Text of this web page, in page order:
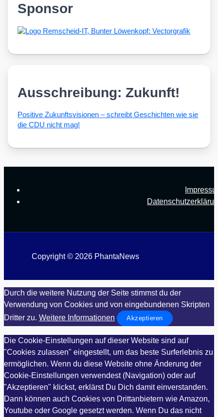
Sponsor
Ausschreibung: Zukunft!
Posi­ti­ve Zukunfts­vi­sio­nen – schreibt Geschich­ten wie sie
die CDU nicht mag!
Copyright © 2026 PhantaNews
Durch die weitere Nutzung der Seite stimmst du der
Verwendung von Cookies und von eingebundenen Skripten
Dritter zu. Weitere Informationen Akzeptieren
Die Cookie-Einstellungen auf dieser Website sind auf
"Cookies zulassen" eingestellt, um das beste Surferlebnis zu
ermöglichen. Wenn du diese Website ohne Änderung der
Cookie-Einstellungen verwendest (Navigation) oder auf
"Akzeptieren" klickst, erklärst Du Dich damit einverstanden.
Dann können auch Cookies von Drittanbietern wie Amazon,
Youtube oder Google gesetzt werden. Wenn Du das nicht